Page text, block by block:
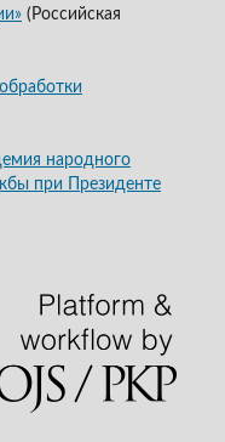
(Российская
народного
при Президенте